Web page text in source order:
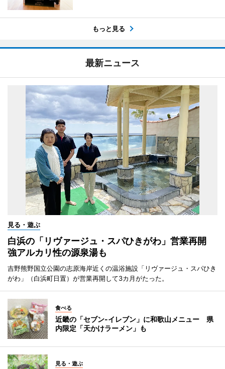
もっと見る
最新ニュース
見る・遊ぶ
白浜の「リヴァージュ・スパひきがわ」営業再開
強アルカリ性の源泉湯も
吉野熊野国立公園の志原海岸近くの温浴施設「リヴァージュ・スパひき
がわ」（白浜町日置）が営業再開して3カ月がたった。
食べる
近畿の「セブン-イレブン」に和歌山メニュー 県
内限定「天かけラーメン」も
見る・遊ぶ